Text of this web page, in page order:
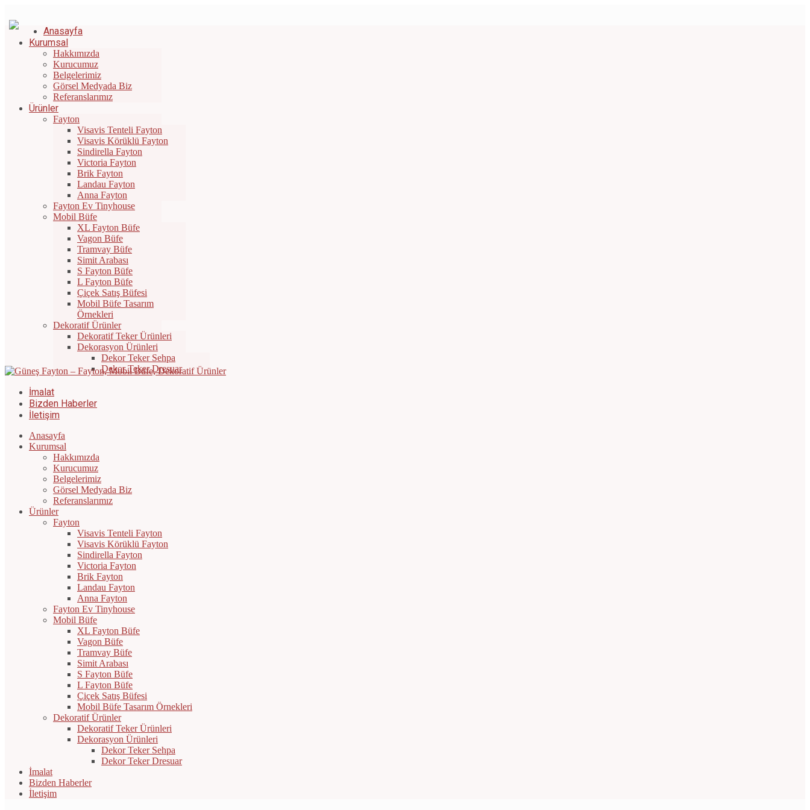
Anasayfa
Kurumsal
Hakkımızda
Kurucumuz
Belgelerimiz
Görsel Medyada Biz
Referanslarımız
Ürünler
Fayton
Visavis Tenteli Fayton
Visavis Körüklü Fayton
Sindirella Fayton
Victoria Fayton
Brik Fayton
Landau Fayton
Anna Fayton
Fayton Ev Tinyhouse
Mobil Büfe
XL Fayton Büfe
Vagon Büfe
Tramvay Büfe
Simit Arabası
S Fayton Büfe
L Fayton Büfe
Çiçek Satış Büfesi
Mobil Büfe Tasarım
Örnekleri
Dekoratif Ürünler
Dekoratif Teker Ürünleri
Dekorasyon Ürünleri
Dekor Teker Sehpa
Dekor Teker Dresuar
İmalat
Bizden Haberler
İletişim
Anasayfa
Kurumsal
Hakkımızda
Kurucumuz
Belgelerimiz
Görsel Medyada Biz
Referanslarımız
Ürünler
Fayton
Visavis Tenteli Fayton
Visavis Körüklü Fayton
Sindirella Fayton
Victoria Fayton
Brik Fayton
Landau Fayton
Anna Fayton
Fayton Ev Tinyhouse
Mobil Büfe
XL Fayton Büfe
Vagon Büfe
Tramvay Büfe
Simit Arabası
S Fayton Büfe
L Fayton Büfe
Çiçek Satış Büfesi
Mobil Büfe Tasarım Örnekleri
Dekoratif Ürünler
Dekoratif Teker Ürünleri
Dekorasyon Ürünleri
Dekor Teker Sehpa
Dekor Teker Dresuar
İmalat
Bizden Haberler
İletişim